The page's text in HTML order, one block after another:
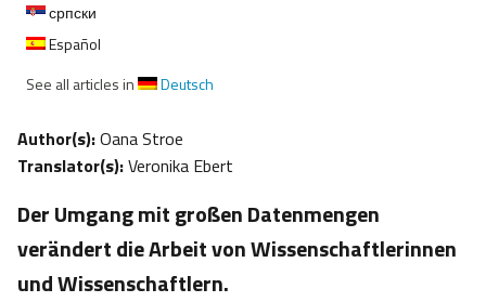
српски
Español
See all articles in
Deutsch
Author(s):Oana Stroe
Translator(s):Veronika Ebert
Der Umgang mit großen Datenmengen
verändert die Arbeit von Wissenschaftlerinnen
und Wissenschaftlern.